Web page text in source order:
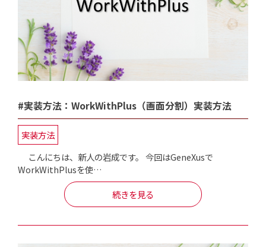
#実装方法：WorkWithPlus（画面分割）実装方法
実装方法
こんにちは、新人の岩成です。 今回はGeneXusで
WorkWithPlusを使…
続きを見る